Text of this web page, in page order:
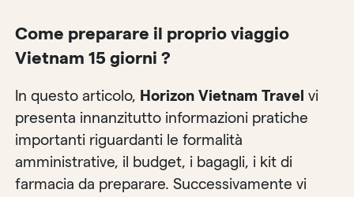
Come preparare il proprio viaggio
Vietnam 15 giorni ?
In questo articolo, Horizon Vietnam Travel vi
presenta innanzitutto informazioni pratiche
importanti riguardanti le formalità
amministrative, il budget, i bagagli, i kit di
farmacia da preparare. Successivamente vi